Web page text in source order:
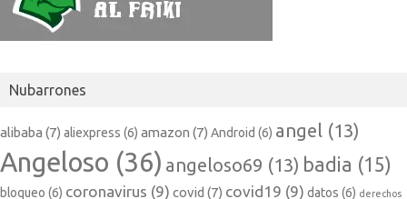
Nubarrones
alibaba (7) aliexpress (6) amazon (7) Android (6) angel (13)
Angeloso (36) angeloso69 (13) badia (15)
bloqueo (6) coronavirus (9) covid (7) covid19 (9) datos (6) derechos